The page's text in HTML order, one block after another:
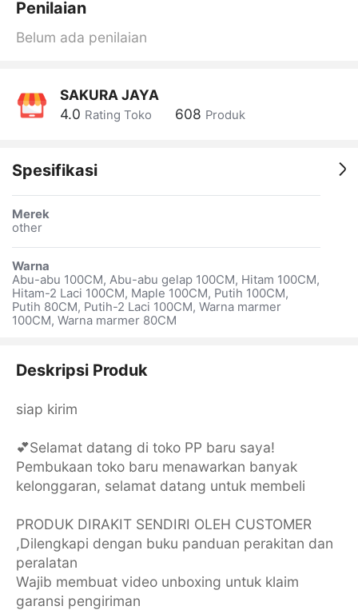
Penilaian
Belum ada penilaian
SAKURA JAYA
4.0 Rating Toko 608 Produk
Spesifikasi
Merek
other
Warna
Abu-abu 100CM, Abu-abu gelap 100CM, Hitam 100CM,
Hitam-2 Laci 100CM, Maple 100CM, Putih 100CM,
Putih 80CM, Putih-2 Laci 100CM, Warna marmer
100CM, Warna marmer 80CM
Deskripsi Produk
siap kirim
💕Selamat datang di toko PP baru saya!
Pembukaan toko baru menawarkan banyak
kelonggaran, selamat datang untuk membeli
PRODUK DIRAKIT SENDIRI OLEH CUSTOMER
,Dilengkapi dengan buku panduan perakitan dan
peralatan
Wajib membuat video unboxing untuk klaim
garansi pengiriman